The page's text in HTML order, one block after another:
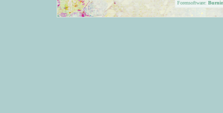
Forensoftware: